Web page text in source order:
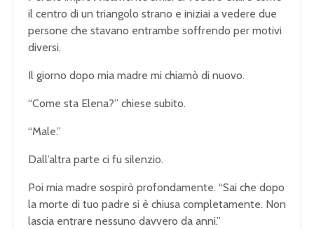
il centro di un triangolo strano e iniziai a vedere due
persone che stavano entrambe soffrendo per motivi
diversi.
Il giorno dopo mia madre mi chiamò di nuovo.
“Come sta Elena?” chiese subito.
“Male.”
Dall’altra parte ci fu silenzio.
Poi mia madre sospirò profondamente. “Sai che dopo
la morte di tuo padre si è chiusa completamente. Non
lascia entrare nessuno davvero da anni.”